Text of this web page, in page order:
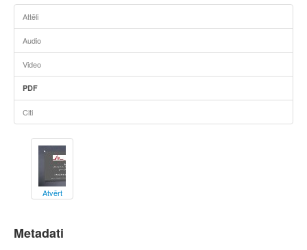
Attēli
Audio
Video
PDF
Citi
Atvērt
Metadati